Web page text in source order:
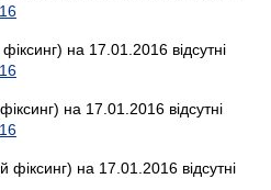
на 17.01.2016 відсутні
на 17.01.2016 відсутні
на 17.01.2016 відсутні